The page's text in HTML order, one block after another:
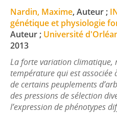
Nardin, Maxime, Auteur ;
génétique et physiologie
Auteur ; Université
2013
La forte variation climatique,
température qui est
de certains peuplements
des pressions de sélection
l’expression de phénotypes